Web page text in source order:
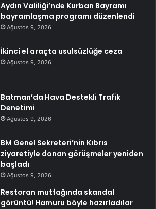
Aydın Valiliği’nde Kurban Bayramı
bayramlaşma programı düzenlendi
Ağustos 9, 2026
İkinci el araçta usulsüzlüğe ceza
Ağustos 9, 2026
Batman’da Hava Destekli Trafik
Denetimi
Ağustos 9, 2026
BM Genel Sekreteri’nin Kıbrıs
ziyaretiyle donan görüşmeler yeniden
başladı
Ağustos 9, 2026
Restoran mutfağında skandal
görüntü! Hamuru böyle hazırladılar